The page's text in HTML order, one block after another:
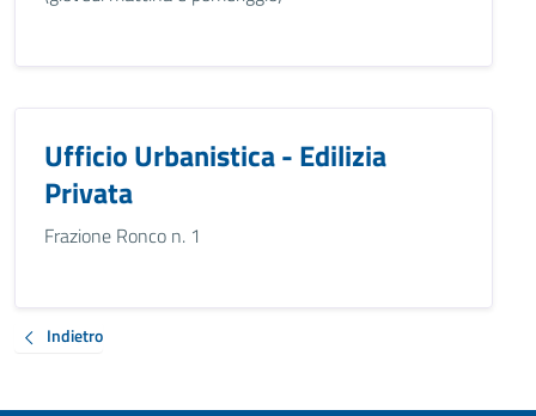
Ufficio Urbanistica - Edilizia
Privata
Frazione Ronco n. 1
Indietro